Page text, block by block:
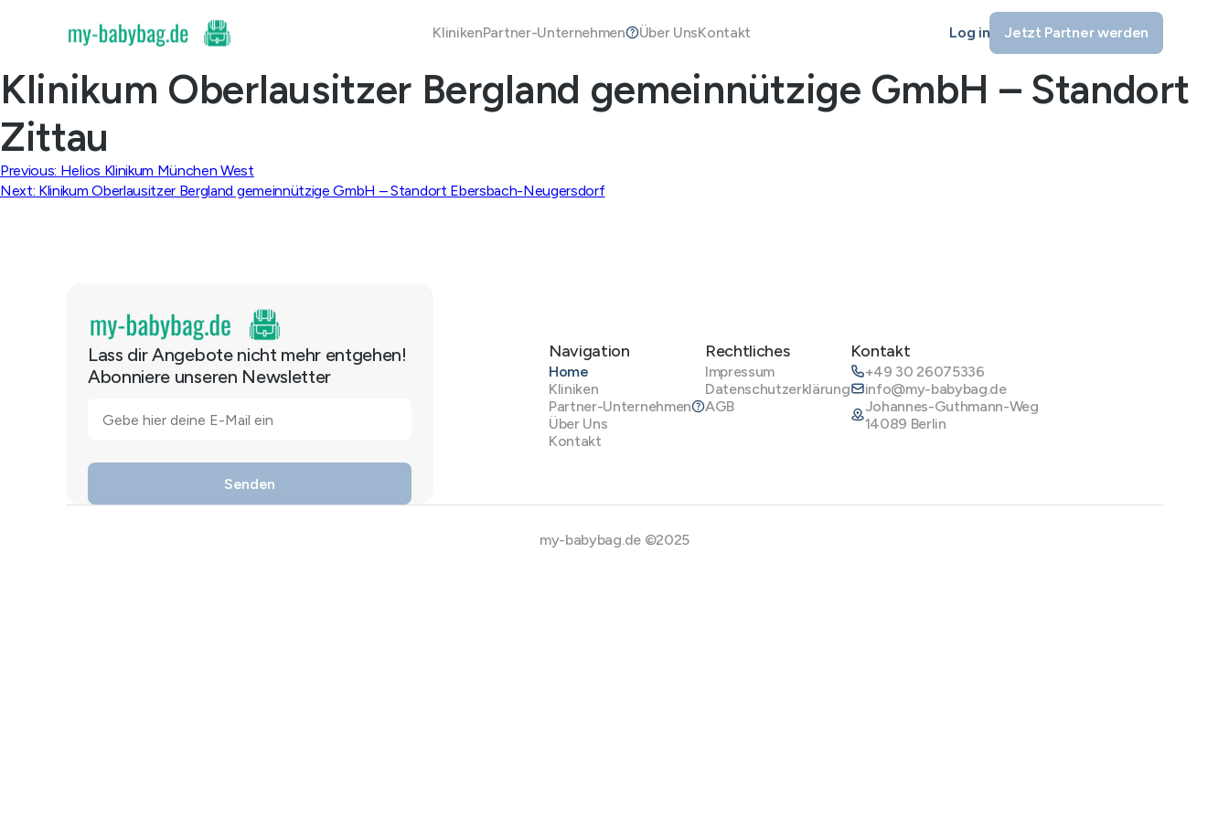
KlinikenPartner-Unternehmen Über UnsKontakt Log in Jetzt Partner werden
Klinikum Oberlausitzer Bergland gemeinnützige GmbH – Standort
Zittau
Beitragsnavigation
Previous: Helios Klinikum München West
Next: Klinikum Oberlausitzer Bergland gemeinnützige GmbH – Standort Ebersbach-Neugersdorf
Lass dir Angebote nicht mehr entgehen!
Abonniere unseren Newsletter
Navigation
Home
Kliniken
Partner-Unternehmen
Über Uns
Kontakt
Rechtliches
Impressum
Datenschutzerklärung
AGB
Kontakt
+49 30 26075336
info@my-babybag.de
Johannes-Guthmann-Weg
14089 Berlin
my-babybag.de ©2025